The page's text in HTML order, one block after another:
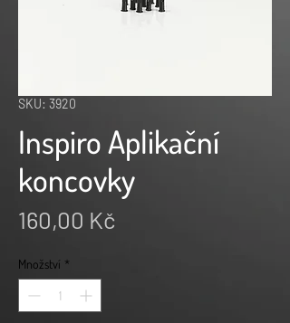
SKU: 3920
Inspiro Aplikační
koncovky
160,00 Kč
Množství *